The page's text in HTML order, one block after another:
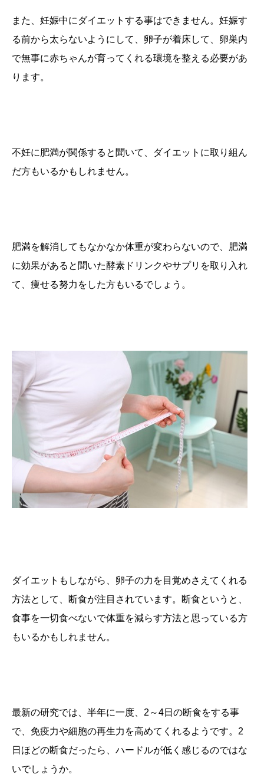
また、妊娠中にダイエットする事はできません。妊娠す
る前から太らないようにして、卵子が着床して、卵巣内
で無事に赤ちゃんが育ってくれる環境を整える必要があ
ります。
不妊に肥満が関係すると聞いて、ダイエットに取り組ん
だ方もいるかもしれません。
肥満を解消してもなかなか体重が変わらないので、肥満
に効果があると聞いた酵素ドリンクやサプリを取り入れ
て、痩せる努力をした方もいるでしょう。
ダイエットもしながら、卵子の力を目覚めさえてくれる
方法として、断食が注目されています。断食というと、
食事を一切食べないで体重を減らす方法と思っている方
もいるかもしれません。
最新の研究では、 半年に一度、 2 ～4日の断食をする事
で、免疫力や細胞の再生力を高めてくれる ようです。 2
日ほどの断食だったら、ハードルが低く感じるのではな
いでしょうか。